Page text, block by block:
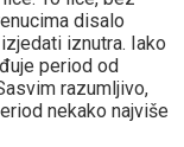
disalo
iznutra. Iako
period od
razumljivo,
nekako najviše